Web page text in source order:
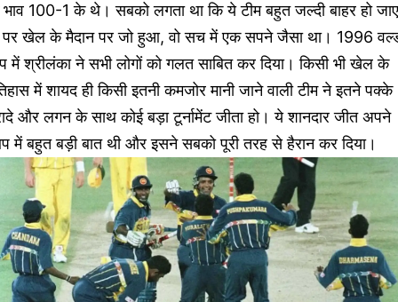
100-1 के थे। सबको लगता था कि ये टीम बहुत जल्दी बाहर हो
पर खेल के मैदान पर जो हुआ, वो सच में एक सपने जैसा था। 1996
में श्रीलंका ने सभी लोगों को गलत साबित कर दिया। किसी भी खेल के
में शायद ही किसी इतनी कमजोर मानी जाने वाली टीम ने इतने पक्के
और लगन के साथ कोई बड़ा टूर्नामेंट जीता हो। ये शानदार जीत अपने
में बहुत बड़ी बात थी और इसने सबको पूरी तरह से हैरान कर दिया।